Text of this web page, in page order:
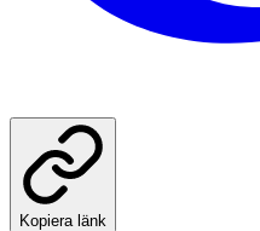
Kopiera länk